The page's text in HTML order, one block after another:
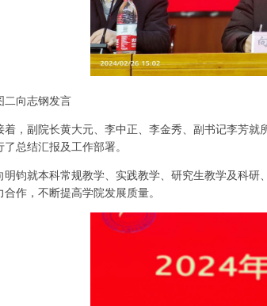
二向志钢发言
着，副院长黄大元、李中正、李金秀、副书记李芳
了总结汇报及工作部署。
明钧就本科常规教学、实践教学、研究生教学及科
合作，不断提高学院发展质量。